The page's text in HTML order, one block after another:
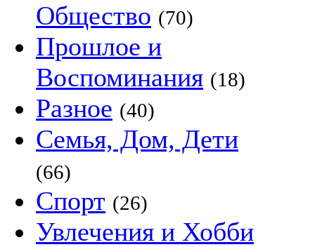
Общество (70)
Прошлое и
Воспоминания (18)
Разное (40)
Семья, Дом, Дети
(66)
Спорт (26)
Увлечения и Хобби